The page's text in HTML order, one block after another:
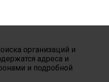
организаций и
адреса и
и подробной